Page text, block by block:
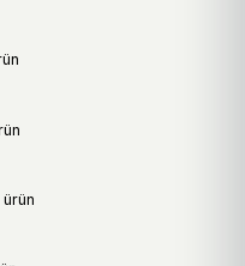
ürün